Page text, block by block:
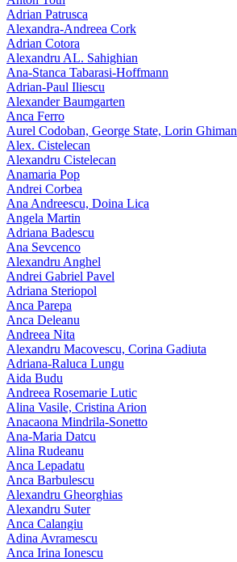
Adrian Patrusca
Alexandra-Andreea Cork
Adrian Cotora
Alexandru AL. Sahighian
Ana-Stanca Tabarasi-Hoffmann
Adrian-Paul Iliescu
Alexander Baumgarten
Anca Ferro
Aurel Codoban, George State, Lorin Ghiman
Alex. Cistelecan
Alexandru Cistelecan
Anamaria Pop
Andrei Corbea
Ana Andreescu, Doina Lica
Angela Martin
Adriana Badescu
Ana Sevcenco
Alexandru Anghel
Andrei Gabriel Pavel
Adriana Steriopol
Anca Parepa
Anca Deleanu
Andreea Nita
Alexandru Macovescu, Corina Gadiuta
Adriana-Raluca Lungu
Aida Budu
Andreea Rosemarie Lutic
Alina Vasile, Cristina Arion
Anacaona Mindrila-Sonetto
Ana-Maria Datcu
Alina Rudeanu
Anca Lepadatu
Anca Barbulescu
Alexandru Gheorghias
Alexandru Suter
Anca Calangiu
Adina Avramescu
Anca Irina Ionescu